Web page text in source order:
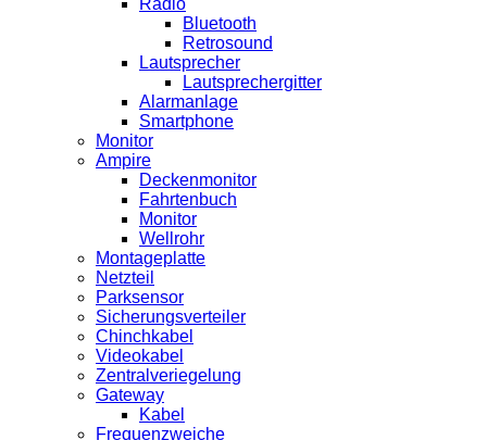
Radio
Bluetooth
Retrosound
Lautsprecher
Lautsprechergitter
Alarmanlage
Smartphone
Monitor
Ampire
Deckenmonitor
Fahrtenbuch
Monitor
Wellrohr
Montageplatte
Netzteil
Parksensor
Sicherungsverteiler
Chinchkabel
Videokabel
Zentralveriegelung
Gateway
Kabel
Frequenzweiche